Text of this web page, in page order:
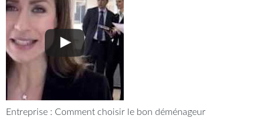
Entreprise : Comment choisir le bon déménageur